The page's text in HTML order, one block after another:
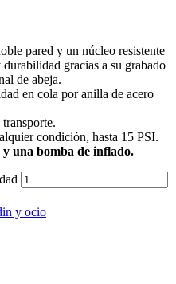
pared y un núcleo resistente
gracias a su grabado
de abeja.
en cola por anilla de acero
condición, hasta 15 PSI.
una bomba de inflado.
y ocio